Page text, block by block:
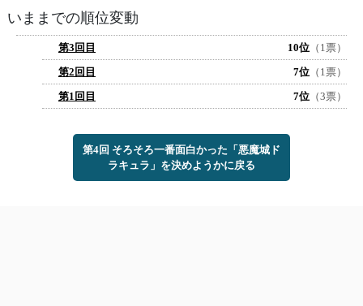
いままでの順位変動
第3回目 10位 （1票）
第2回目
7位 （1票）
第1回目
7位 （3票）
第4回 そろそろ一番面白かった「悪魔城ド
ラキュラ」を決めようかに戻る